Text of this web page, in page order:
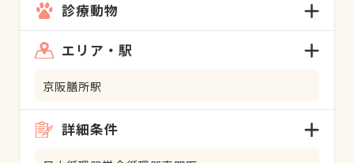
診療動物
エリア・駅
京阪膳所駅
詳細条件